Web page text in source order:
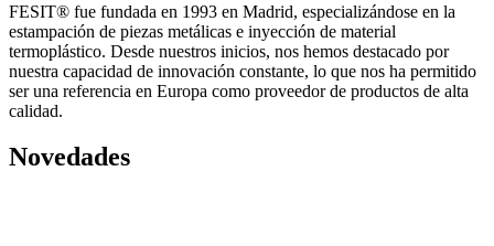
FESIT® fue fundada en 1993 en Madrid, especializándose en la
estampación de piezas metálicas e inyección de material
termoplástico. Desde nuestros inicios, nos hemos destacado por
nuestra capacidad de innovación constante, lo que nos ha permitido
ser una referencia en Europa como proveedor de productos de alta
calidad.
Novedades